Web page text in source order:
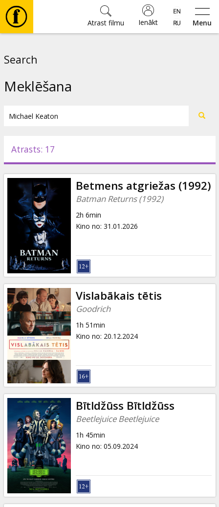
Menu
Ienākt
Atrast filmu
Pasākumi
Ziņas
Dāvanu
kartes
Uzkodas
B2B
Kino
Klubs
Search
Meklēšana
Atrasts: 17
Betmens atgriežas (1992)
Batman Returns (1992)
2h 6min
Kino no: 31.01.2026
Vislabākais tētis
Goodrich
1h 51min
Kino no: 20.12.2024
Bītldžūss Bītldžūss
Beetlejuice Beetlejuice
1h 45min
Kino no: 05.09.2024